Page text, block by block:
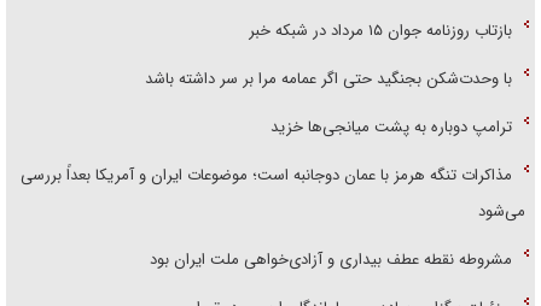
بازتاب روزنامه جوان ۱۵ مرداد در شبکه خبر
با وحدت‌شکن بجنگید حتی اگر عمامه مرا بر سر داشته باشد
ترامپ دوباره به پشت میانجی‌ها خزید
مذاکرات تنگه هرمز با عمان دوجانبه است؛ موضوعات ایران و آمریکا بعداً بررسی
می‌شود
مشروطه نقطه عطف بیداری و آزادی‌خواهی ملت ایران بود